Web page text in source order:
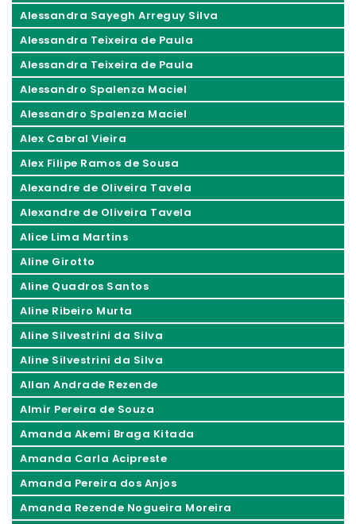
Alessandra Sayegh Arreguy Silva
Alessandra Teixeira de Paula
Alessandra Teixeira de Paula
Alessandro Spalenza Maciel
Alessandro Spalenza Maciel
Alex Cabral Vieira
Alex Filipe Ramos de Sousa
Alexandre de Oliveira Tavela
Alexandre de Oliveira Tavela
Alice Lima Martins
Aline Girotto
Aline Quadros Santos
Aline Ribeiro Murta
Aline Silvestrini da Silva
Aline Silvestrini da Silva
Allan Andrade Rezende
Almir Pereira de Souza
Amanda Akemi Braga Kitada
Amanda Carla Acipreste
Amanda Pereira dos Anjos
Amanda Rezende Nogueira Moreira